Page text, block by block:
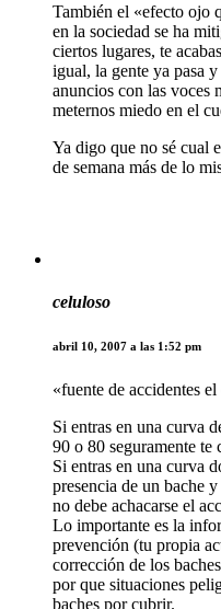
También el «efecto ojo
en la sociedad se ha
ciertos lugares, te
igual, la gente ya pasa
anuncios con las voces
meternos miedo en el
Ya digo que no sé cual
de semana más de lo
celuloso
abril 10, 2007 a las 1:52 pm
«fuente de accidentes
Si entras en una curva
90 o 80 seguramente te
Si entras en una curva
presencia de un bache
no debe achacarse el
Lo importante es la
prevención (tu propia
corrección de los
por que situaciones
baches por cubrir.